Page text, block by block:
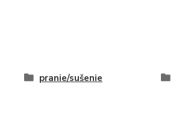
pranie/sušenie